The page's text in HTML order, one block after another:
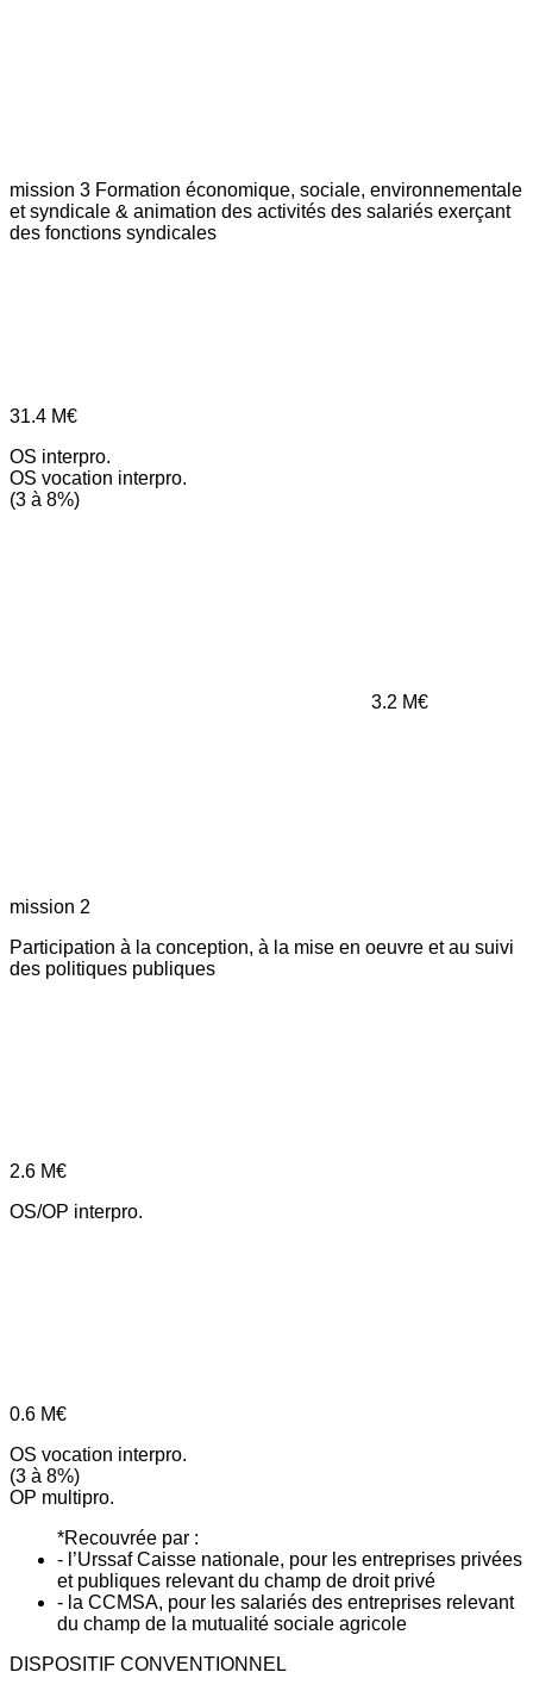
mission 3 Formation économique, sociale, environnementale
et syndicale & animation des activités des salariés exerçant
des fonctions syndicales
31.4 M€
OS interpro.
OS vocation interpro.
(3 à 8%)
3.2 M€
mission 2
Participation à la conception, à la mise en oeuvre et au suivi
des politiques publiques
2.6 M€
OS/OP interpro.
0.6 M€
OS vocation interpro.
(3 à 8%)
OP multipro.
*Recouvrée par :
- l’Urssaf Caisse nationale, pour les entreprises privées
et publiques relevant du champ de droit privé
- la CCMSA, pour les salariés des entreprises relevant
du champ de la mutualité sociale agricole
DISPOSITIF CONVENTIONNEL